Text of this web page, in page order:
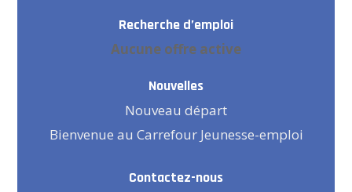
Recherche d’emploi
Aucune offre active
Nouvelles
Nouveau départ
Bienvenue au Carrefour Jeunesse-emploi
Contactez-nous